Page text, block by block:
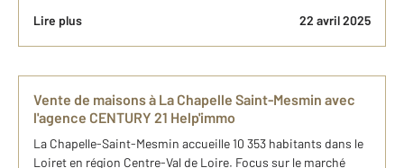
Lire plus 22 avril 2025
Vente de maisons à La Chapelle Saint-Mesmin avec
l'agence CENTURY 21 Help'immo
La Chapelle-Saint-Mesmin accueille 10 353 habitants dans le
Loiret en région Centre-Val de Loire. Focus sur le marché